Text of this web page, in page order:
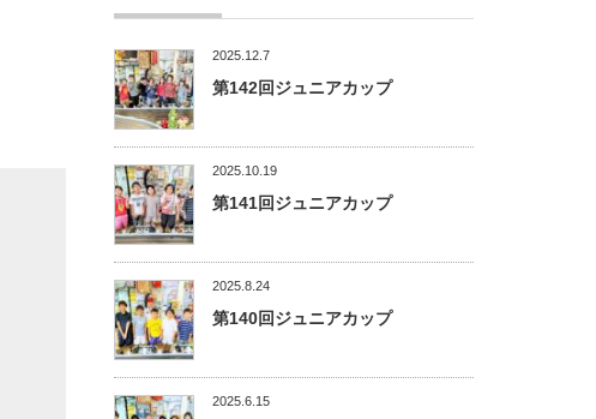
2025.12.7
第142回ジュニアカップ
2025.10.19
第141回ジュニアカップ
2025.8.24
第140回ジュニアカップ
2025.6.15